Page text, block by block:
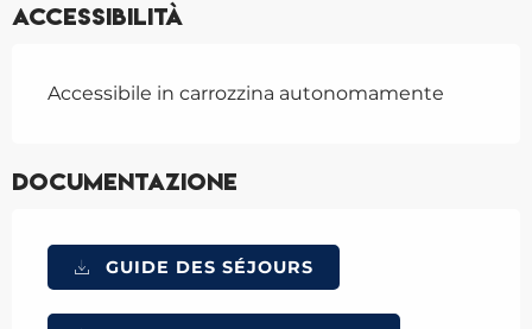
Accessibilità
Accessibile in carrozzina autonomamente
Documentazione
GUIDE DES SÉJOURS